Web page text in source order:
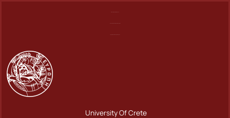
University Of Crete